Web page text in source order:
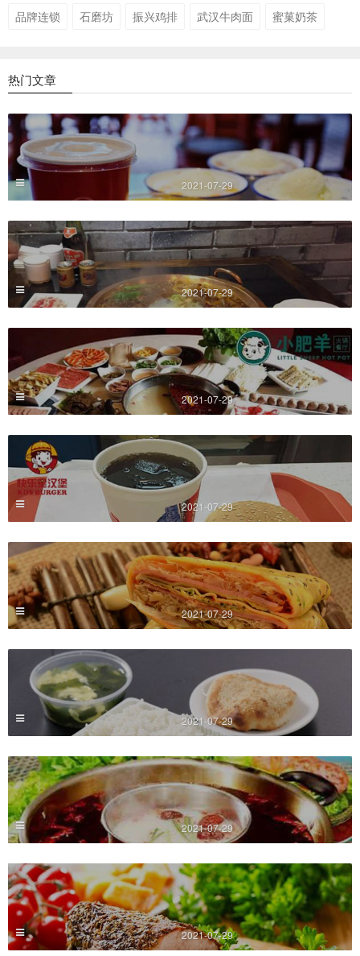
品牌连锁
石磨坊 振兴鸡排 武汉牛肉面 蜜菓奶茶
热门文章
2021-07-29
2021-07-29
2021-07-29
2021-07-29
2021-07-29
2021-07-29
2021-07-29
2021-07-29